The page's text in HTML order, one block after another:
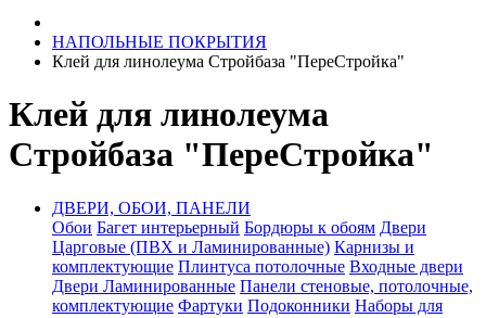
НАПОЛЬНЫЕ ПОКРЫТИЯ
Клей для линолеума Стройбаза "ПереСтройка"
Клей для линолеума
Стройбаза "ПереСтройка"
ДВЕРИ, ОБОИ, ПАНЕЛИ
Обои Багет интерьерный Бордюры к обоям Двери
Царговые (ПВХ и Ламинированные) Карнизы и
комплектующие Плинтуса потолочные Входные двери
Двери Ламинированные Панели стеновые, потолочные,
комплектующие Фартуки Подоконники Наборы для